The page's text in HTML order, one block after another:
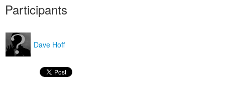
Participants
Dave Hoff